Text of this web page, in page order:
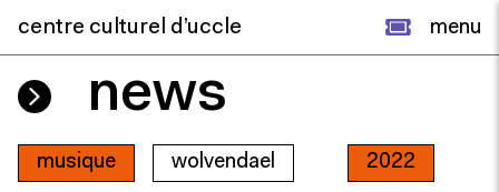
centre culturel d’uccle menu
news
musique wolvendael 2022